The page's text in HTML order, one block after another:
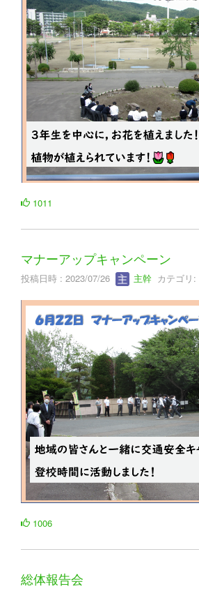
1011
マナーアップキャンペーン
投稿日時 : 2023/07/26 主幹 カテゴリ:
1006
総体報告会